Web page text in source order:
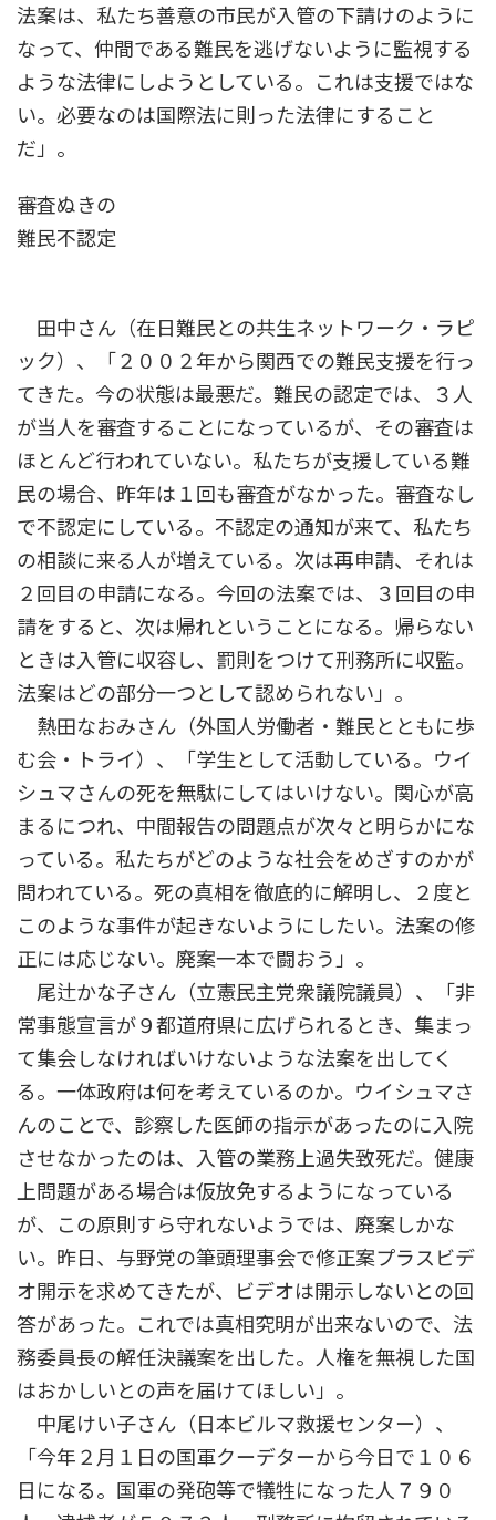
法案は、私たち善意の市民が入管の下請けのように
なって、仲間である難民を逃げないように監視する
ような法律にしようとしている。これは支援ではな
い。必要なのは国際法に則った法律にすること
だ」。
審査ぬきの
難民不認定
田中さん（在日難民との共生ネットワーク・ラピ
ック）、「２００２年から関西での難民支援を行っ
てきた。今の状態は最悪だ。難民の認定では、３人
が当人を審査することになっているが、その審査は
ほとんど行われていない。私たちが支援している難
民の場合、昨年は１回も審査がなかった。審査なし
で不認定にしている。不認定の通知が来て、私たち
の相談に来る人が増えている。次は再申請、それは
２回目の申請になる。今回の法案では、３回目の申
請をすると、次は帰れということになる。帰らない
ときは入管に収容し、罰則をつけて刑務所に収監。
法案はどの部分一つとして認められない」。
熱田なおみさん（外国人労働者・難民とともに歩
む会・トライ）、「学生として活動している。ウイ
シュマさんの死を無駄にしてはいけない。関心が高
まるにつれ、中間報告の問題点が次々と明らかにな
っている。私たちがどのような社会をめざすのかが
問われている。死の真相を徹底的に解明し、２度と
このような事件が起きないようにしたい。法案の修
正には応じない。廃案一本で闘おう」。
尾辻かな子さん（立憲民主党衆議院議員）、「非
常事態宣言が９都道府県に広げられるとき、集まっ
て集会しなければいけないような法案を出してく
る。一体政府は何を考えているのか。ウイシュマさ
んのことで、診察した医師の指示があったのに入院
させなかったのは、入管の業務上過失致死だ。健康
上問題がある場合は仮放免するようになっている
が、この原則すら守れないようでは、廃案しかな
い。昨日、与野党の筆頭理事会で修正案プラスビデ
オ開示を求めてきたが、ビデオは開示しないとの回
答があった。これでは真相究明が出来ないので、法
務委員長の解任決議案を出した。人権を無視した国
はおかしいとの声を届けてほしい」。
中尾けい子さん（日本ビルマ救援センター）、
「今年２月１日の国軍クーデターから今日で１０６
日になる。国軍の発砲等で犠牲になった人７９０